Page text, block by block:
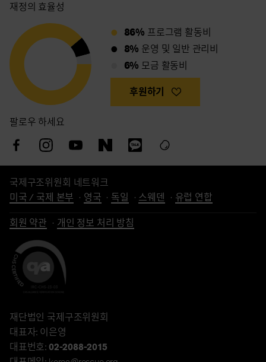
재정의 효율성
86% 프로그램 활동비
8% 운영 및 일반 관리비
6% 모금 활동비
후원하기
팔로우 하세요
국제구조위원회 네트워크
미국 / 국제 본부
영국 독일 스웨덴 유럽 연합
회원 약관 개인 정보 처리 방침
재단법인 국제구조위원회
대표자: 이은영
대표번호: 02-2088-2015